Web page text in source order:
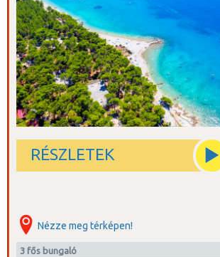
RÉSZLETEK
Nézze meg térképen!
3 fős bungaló